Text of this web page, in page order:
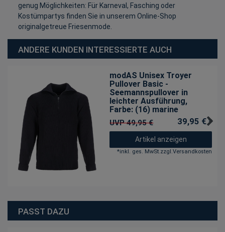
genug Möglichkeiten: Für Karneval, Fasching oder
Kostümpartys finden Sie in unserem Online-Shop
originalgetreue Friesenmode.
ANDERE KUNDEN INTERESSIERTE AUCH
modAS Unisex Troyer
Pullover Basic -
Seemannspullover in
leichter Ausführung,
Farbe: (16) marine
UVP 49,95 € 39,95 € *
Artikel anzeigen
*inkl. ges. MwSt.zzgl.Versandkosten
PASST DAZU